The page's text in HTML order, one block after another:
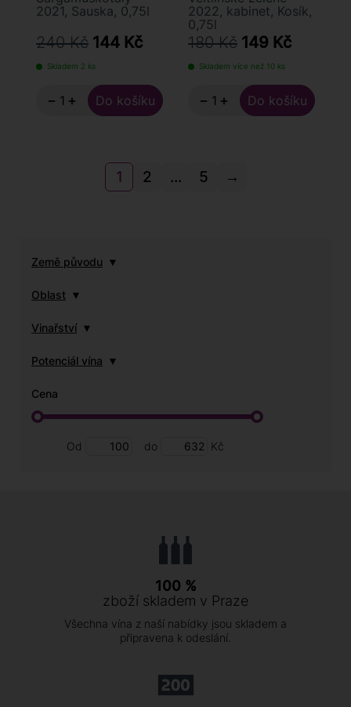
2021, Sauska, 0,75l
240 Kč 144 Kč
Skladem 2 ks
− +
2022, kabinet, Kosík,
0,75l
180 Kč 149 Kč
Skladem více než 10 ks
− +
1 2 ... 5 →
Země původu
Oblast
Vinařství
Potenciál vína
Cena
Od do Kč
100 %
zboží skladem v Praze
Všechna vína z naší nabídky jsou skladem a
připravena k odeslání.